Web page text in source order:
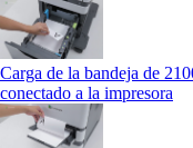
Carga de la bandeja de
conectado a la impresora